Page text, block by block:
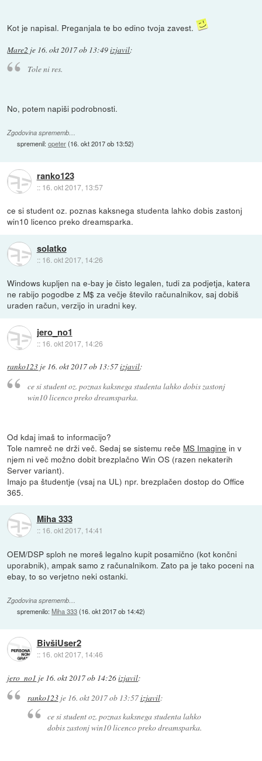
Kot je napisal. Preganjala te bo edino tvoja zavest.
Mare2 je 16. okt 2017 ob 13:49izjavil:
Tole ni res.
No, potem napiši podrobnosti.
Zgodovina sprememb…
spremenil:opeter(16. okt 2017 ob 13:52)
ranko123
:: 16. okt 2017, 13:57
ce si student oz. poznas kaksnega studenta lahko dobis zastonj
win10 licenco preko dreamsparka.
solatko
:: 16. okt 2017, 14:26
Windows kupljen na e-bay je čisto legalen, tudi za podjetja, katera
ne rabijo pogodbe z M$ za večje število računalnikov, saj dobiš
uraden račun, verzijo in uradni key.
jero_no1
:: 16. okt 2017, 14:26
ranko123 je 16. okt 2017 ob 13:57izjavil:
ce si student oz. poznas kaksnega studenta lahko dobis zastonj
win10 licenco preko dreamsparka.
Od kdaj imaš to informacijo?
Tole namreč ne drži več. Sedaj se sistemu reče MS Imagine in v
njem ni več možno dobit brezplačno Win OS (razen nekaterih
Server variant).
Imajo pa študentje (vsaj na UL) npr. brezplačen dostop do Office
365.
Miha 333
:: 16. okt 2017, 14:41
OEM/DSP sploh ne moreš legalno kupit posamično (kot končni
uporabnik), ampak samo z računalnikom. Zato pa je tako poceni na
ebay, to so verjetno neki ostanki.
Zgodovina sprememb…
spremenilo:Miha 333(16. okt 2017 ob 14:42)
BivšiUser2
:: 16. okt 2017, 14:46
jero_no1 je 16. okt 2017 ob 14:26izjavil:
ranko123je 16. okt 2017 ob 13:57izjavil:
ce si student oz. poznas kaksnega studenta lahko
dobis zastonj win10 licenco preko dreamsparka.